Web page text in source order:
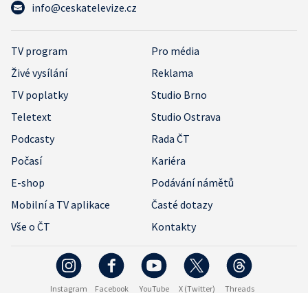
info@ceskatelevize.cz
TV program
Pro média
Živé vysílání
Reklama
TV poplatky
Studio Brno
Teletext
Studio Ostrava
Podcasty
Rada ČT
Počasí
Kariéra
E-shop
Podávání námětů
Mobilní a TV aplikace
Časté dotazy
Vše o ČT
Kontakty
Instagram Facebook YouTube X (Twitter) Threads